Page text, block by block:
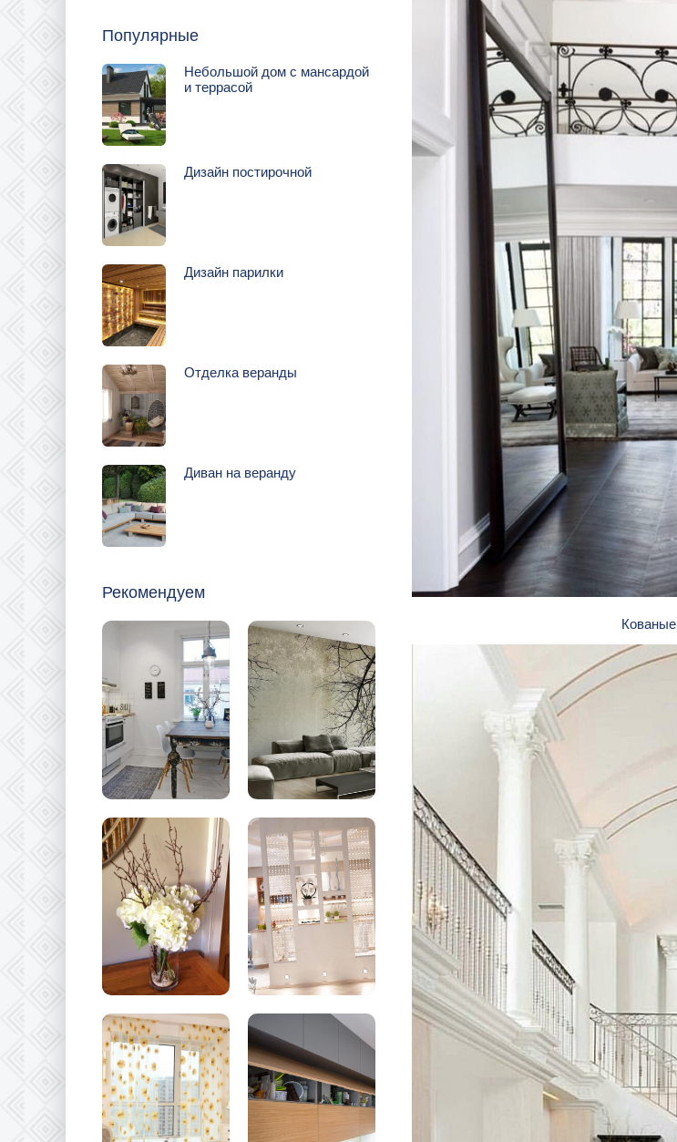
Популярные
Небольшой дом с мансардой
и террасой
Дизайн постирочной
Дизайн парилки
Отделка веранды
Диван на веранду
Рекомендуем